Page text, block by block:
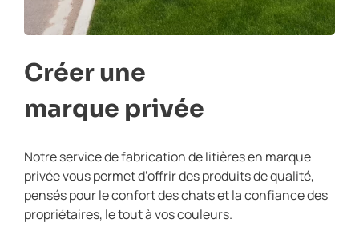
Créer une
marque privée
Notre service de fabrication de litières en marque
privée vous permet d’offrir des produits de qualité,
pensés pour le confort des chats et la confiance des
propriétaires, le tout à vos couleurs.